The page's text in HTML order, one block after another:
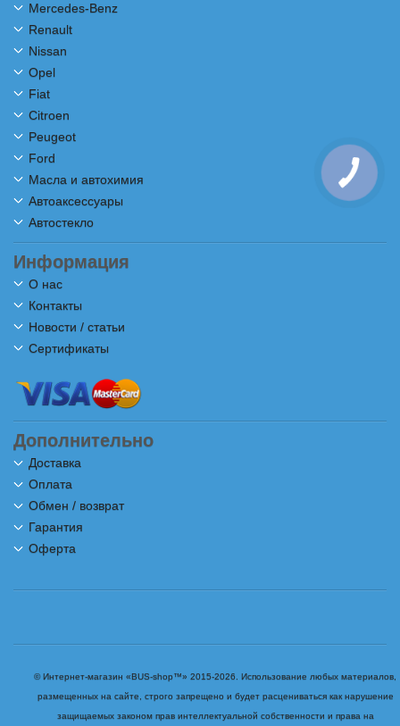
Mercedes-Benz
Renault
Nissan
Opel
Fiat
Citroen
Peugeot
Ford
Масла и автохимия
Автоаксессуары
Автостекло
Информация
О нас
Контакты
Новости / статьи
Сертификаты
Дополнительно
Доставка
Оплата
Обмен / возврат
Гарантия
Оферта
© Интернет-магазин «BUS-shop™» 2015-2026. Использование любых материалов,
размещенных на сайте, строго запрещено и будет расцениваться как нарушение
защищаемых законом прав интеллектуальной собственности и права на